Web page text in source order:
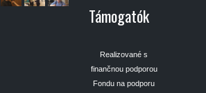
Támogatók
Realizované s
finančnou podporou
Fondu na podporu